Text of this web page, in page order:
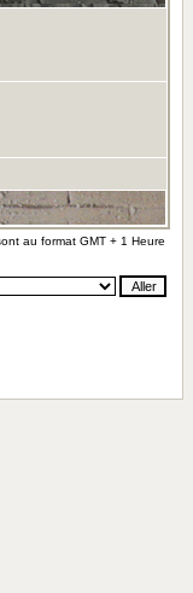
au format GMT + 1 Heure